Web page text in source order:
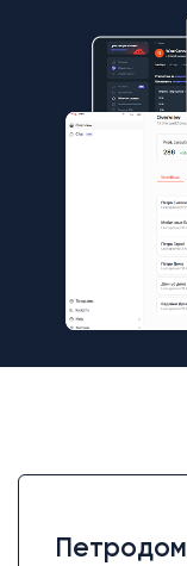
Петродом